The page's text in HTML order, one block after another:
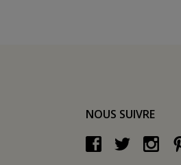
NOUS SUIVRE